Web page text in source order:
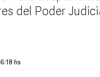
del Poder
hs